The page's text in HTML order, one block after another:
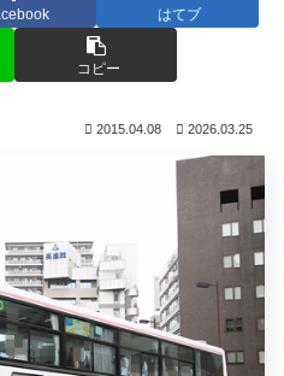
はてブ
コピー
2015.04.08 2026.03.25